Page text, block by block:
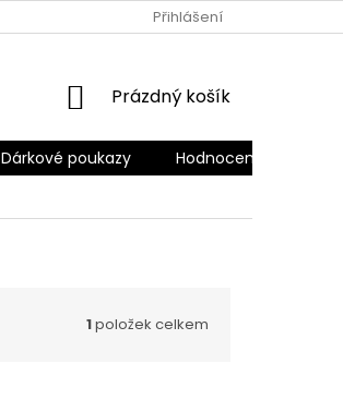
REKLAMACE A VRÁCENÍ ZBOŽÍ
Přihlášení
NÁKUPNÍ
Prázdný košík
Dárkové poukazy
Hodnocení obchodu
1položek celkem